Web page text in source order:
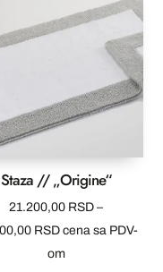
Staza // „Origine“
21.200,00 RSD –
RSDRaspon
cena:
cena sa PDV-
om